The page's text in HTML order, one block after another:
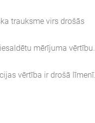
trauksme virs drošās
mērījuma vērtību.
vērtība ir drošā līmenī.